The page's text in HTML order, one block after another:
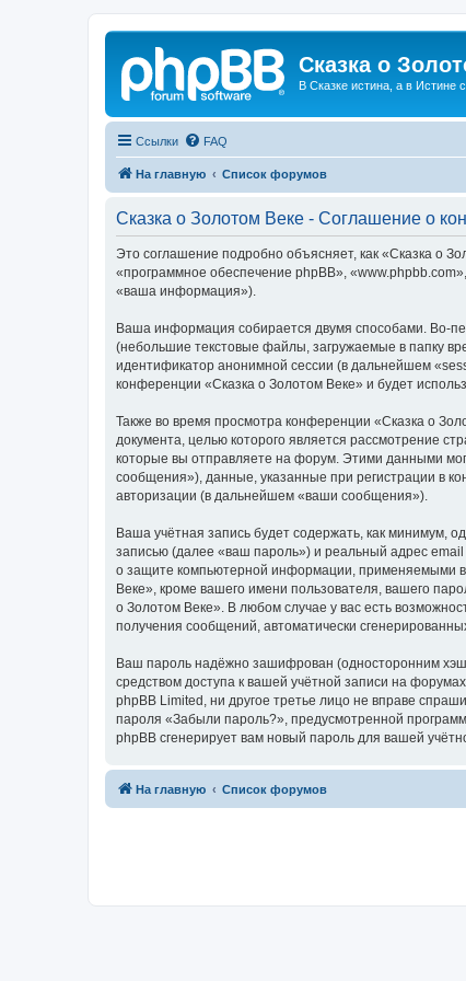
Сказка о
В Сказке истина, а в Истине
Ссылки FAQ
На главную Список форумов
Сказка о Золотом Веке - Соглашение о
Это соглашение подробно объясняет, как «Сказка о
«программное обеспечение phpBB»,
«ваша информация»).
Ваша информация собирается двумя способами. Во-
(небольшие текстовые файлы, загружаемые в папку
идентификатор анонимной сессии (в дальнейшем
конференции «Сказка о Золотом Веке» и будет
Также во время просмотра конференции «Сказка о
документа, целью которого является рассмотрение
которые вы отправляете на форум. Этими данными
сообщения»), данные, указанные при регистрации в
авторизации (в дальнейшем «ваши сообщения»).
Ваша учётная запись будет содержать, как минимум,
записью (далее «ваш пароль») и реальный адрес
о защите компьютерной информации, применяемыми
Веке», кроме вашего имени пользователя, вашего
о Золотом Веке». В любом случае у вас есть
получения сообщений, автоматически
Ваш пароль надёжно зашифрован (односторонним
средством доступа к вашей учётной записи на
phpBB Limited, ни другое третье лицо не вправе
пароля «Забыли пароль?», предусмотренной
phpBB сгенерирует вам новый пароль для вашей
На главную Список форумов